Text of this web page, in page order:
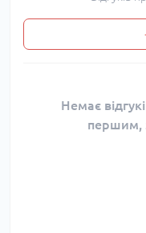
Немає
першим,